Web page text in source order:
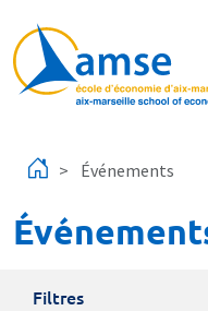
Événements
Filtres